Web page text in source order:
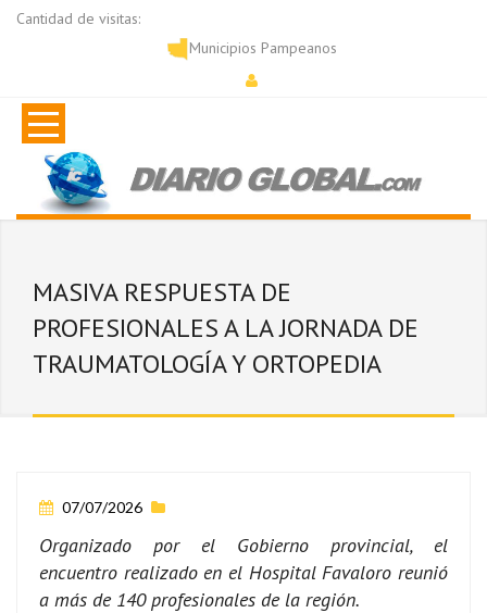
Cantidad de visitas:
Municipios Pampeanos
MASIVA RESPUESTA DE
PROFESIONALES A LA JORNADA DE
TRAUMATOLOGÍA Y ORTOPEDIA
07/07/2026
Organizado por el Gobierno provincial, el
encuentro realizado en el Hospital Favaloro reunió
a más de 140 profesionales de la región.